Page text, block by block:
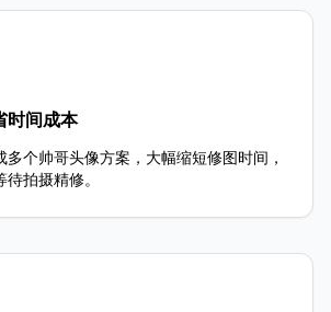
时间成本
多个帅哥头像方案，大幅缩短修图时间，
拍摄精修。